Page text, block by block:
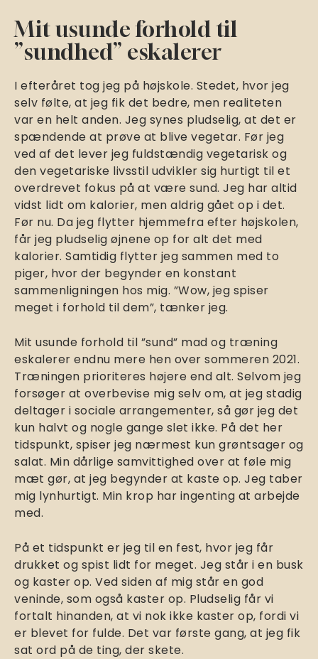
Mit usunde forhold til
”sundhed” eskalerer
I efteråret tog jeg på højskole. Stedet, hvor jeg
selv følte, at jeg fik det bedre, men realiteten
var en helt anden. Jeg synes pludselig, at det er
spændende at prøve at blive vegetar. Før jeg
ved af det lever jeg fuldstændig vegetarisk og
den vegetariske livsstil udvikler sig hurtigt til et
overdrevet fokus på at være sund. Jeg har altid
vidst lidt om kalorier, men aldrig gået op i det.
Før nu. Da jeg flytter hjemmefra efter højskolen,
får jeg pludselig øjnene op for alt det med
kalorier. Samtidig flytter jeg sammen med to
piger, hvor der begynder en konstant
sammenligningen hos mig. ”Wow, jeg spiser
meget i forhold til dem”, tænker jeg.
Mit usunde forhold til ”sund” mad og træning
eskalerer endnu mere hen over sommeren 2021.
Træningen prioriteres højere end alt. Selvom jeg
forsøger at overbevise mig selv om, at jeg stadig
deltager i sociale arrangementer, så gør jeg det
kun halvt og nogle gange slet ikke. På det her
tidspunkt, spiser jeg nærmest kun grøntsager og
salat. Min dårlige samvittighed over at føle mig
mæt gør, at jeg begynder at kaste op. Jeg taber
mig lynhurtigt. Min krop har ingenting at arbejde
med.
På et tidspunkt er jeg til en fest, hvor jeg får
drukket og spist lidt for meget. Jeg står i en busk
og kaster op. Ved siden af mig står en god
veninde, som også kaster op. Pludselig får vi
fortalt hinanden, at vi nok ikke kaster op, fordi vi
er blevet for fulde. Det var første gang, at jeg fik
sat ord på de ting, der skete.